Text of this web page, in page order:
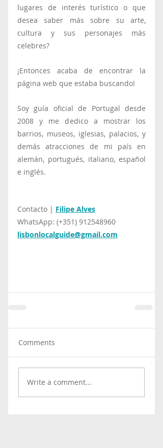
lugares de interés turístico o que
desea saber más sobre su arte,
cultura y sus personajes más
celebres?
¡Entonces acaba de encontrar la
página web que estaba buscando!
Soy guía oficial de Portugal desde
2008 y me dedico a mostrar los
barrios, museos, iglesias, palacios, y
demás atracciones de mi país en
alemán, portugués, italiano, español
e inglés.
Contacto | Filipe Alves
WhatsApp: (+351) 912548960
lisbonlocalguide@gmail.com
Comments
Write a comment...